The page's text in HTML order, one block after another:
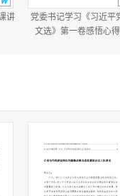
讲
党委书记学习《习近平
文选》第一卷感悟心